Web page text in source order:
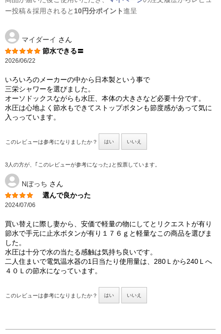
ー投稿＆採用されると 10円分ポイント進呈
マイダーイ さん
節水できる〓
2026/06/22
いろいろのメーカーの中から日本製という事で
三栄シャワーを選びました。
オーソドックスながらも水圧、本体の大きさなど必要十分です。
水圧は心地よく節水もできてストップボタンも節度感があって気に
入っっています。
このレビューは参考になりましたか？ はい いいえ
3人の方が、｢このレビューが参考になった｣と投票しています。
Nぼっち さん
選んで良かった
2024/07/06
買い替えに際し妻から、安価で軽量の物にしてとリクエストが有り
節水で手元に止水ボタンが有り１７６ｇと軽量なこの商品を選びま
した。
水圧は十分で水の当たる感触は気持ち良いです。
二人住まいで電気温水器の1日当たり使用量は、280Ｌから240Ｌへ
４０Ｌの節水になっています。
このレビューは参考になりましたか？ はい いいえ